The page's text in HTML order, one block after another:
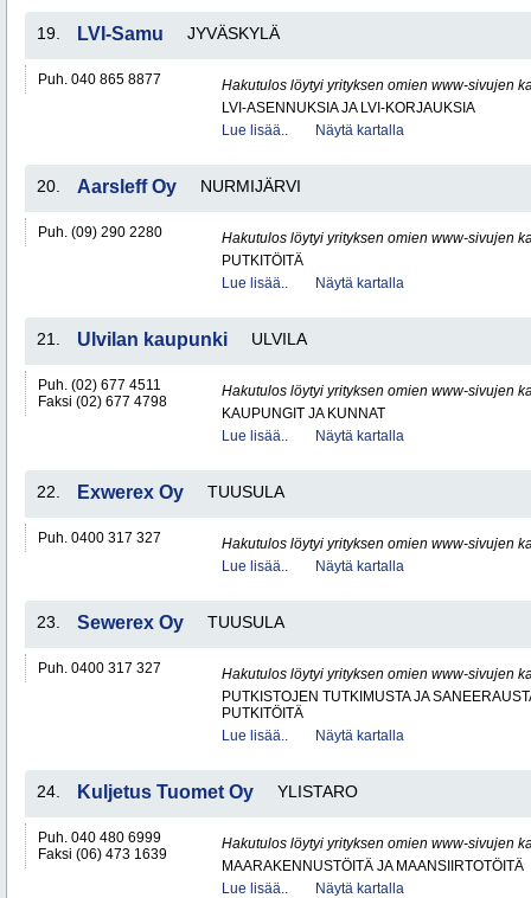
19. LVI-Samu JYVÄSKYLÄ
Puh. 040 865 8877
Hakutulos löytyi yrityksen omien www-sivujen
LVI-ASENNUKSIA JA LVI-KORJAUKSIA
Lue lisää..
Näytä kartalla
20. Aarsleff Oy NURMIJÄRVI
Puh. (09) 290 2280
Hakutulos löytyi yrityksen omien www-sivujen
PUTKITÖITÄ
Lue lisää..
Näytä kartalla
21. Ulvilan kaupunki ULVILA
Puh. (02) 677 4511
Faksi (02) 677 4798
Hakutulos löytyi yrityksen omien www-sivujen
KAUPUNGIT JA KUNNAT
Lue lisää..
Näytä kartalla
22. Exwerex Oy TUUSULA
Puh. 0400 317 327
Hakutulos löytyi yrityksen omien www-sivujen
Lue lisää..
Näytä kartalla
23. Sewerex Oy TUUSULA
Puh. 0400 317 327
Hakutulos löytyi yrityksen omien www-sivujen
PUTKISTOJEN TUTKIMUSTA JA
PUTKITÖITÄ
Lue lisää..
Näytä kartalla
24. Kuljetus Tuomet Oy YLISTARO
Puh. 040 480 6999
Faksi (06) 473 1639
Hakutulos löytyi yrityksen omien www-sivujen
MAARAKENNUSTÖITÄ JA MAANSIIRTOTÖITÄ
Lue lisää..
Näytä kartalla